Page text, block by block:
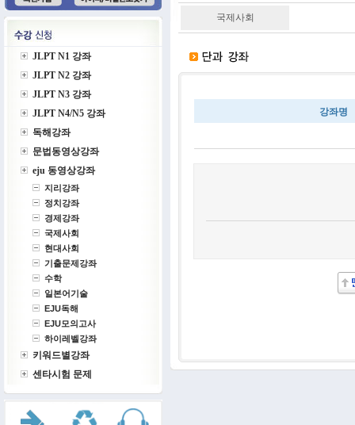
JLPT N1 강좌
JLPT N2 강좌
JLPT N3 강좌
JLPT N4/N5 강좌
독해강좌
문법동영상강좌
eju 동영상강좌
지리강좌
정치강좌
경제강좌
국제사회
현대사회
기출문제강좌
수학
일본어기술
EJU독해
EJU모의고사
하이레벨강좌
키워드별강좌
센타시험 문제
국제사회
강좌명